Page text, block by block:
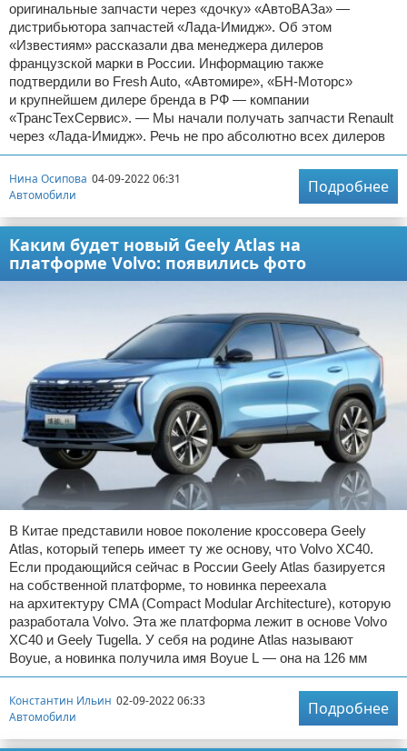
оригинальные запчасти через «дочку» «АвтоВАЗа» —
дистрибьютора запчастей «Лада-Имидж». Об этом
«Известиям» рассказали два менеджера дилеров
французской марки в России. Информацию также
подтвердили во Fresh Auto, «Автомире», «БН-Моторс»
и крупнейшем дилере бренда в РФ — компании
«ТрансТехСервис». — Мы начали получать запчасти Renault
через «Лада-Имидж». Речь не про абсолютно всех дилеров
Нина Осипова 04-09-2022 06:31
Автомобили
Подробнее
Каким будет новый Geely Atlas на
платформе Volvo: появились фото
В Китае представили новое поколение кроссовера Geely
Atlas, который теперь имеет ту же основу, что Volvo XC40.
Если продающийся сейчас в России Geely Atlas базируется
на собственной платформе, то новинка переехала
на архитектуру CMA (Compact Modular Architecture), которую
разработала Volvo. Эта же платформа лежит в основе Volvo
XC40 и Geely Tugella. У себя на родине Atlas называют
Boyue, а новинка получила имя Boyue L — она на 126 мм
Константин Ильин 02-09-2022 06:33
Автомобили
Подробнее